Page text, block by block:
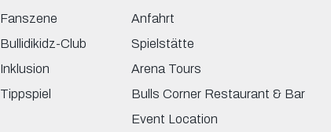
Fanszene
Bullidikidz-Club
Inklusion
Tippspiel
Anfahrt
Spielstätte
Arena Tours
Bulls Corner Restaurant & Bar
Event Location